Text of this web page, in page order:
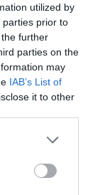
utilized by
parties prior to
further
parties on the
may
IAB’s List of
it to other
ÉS
KI, MINT